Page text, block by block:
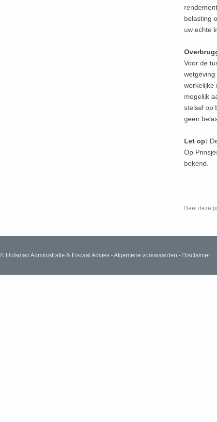
belasting
uw echte
Voor de
werkelijke
mogelijk
stelsel op
geen
Let op:
Op
bekend.
Deel deze
© Hulsman Administratie & Fiscaal Advies -Algemene voorwaarden - Disclaimer